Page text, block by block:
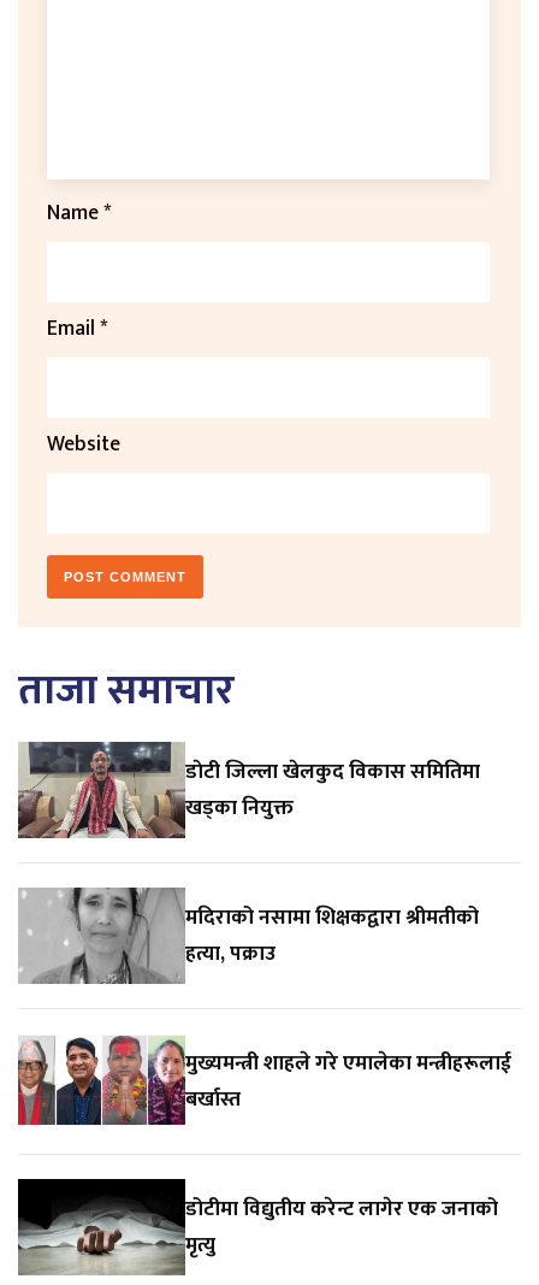
Name*
Email*
Website
ताजा समाचार
डाेटी जिल्ला खेलकुद विकास समितिमा
खड्का नियुक्त
मदिराको नसामा शिक्षकद्वारा श्रीमतीको
हत्या, पक्राउ
मुख्यमन्त्री शाहले गरे एमालेका मन्त्रीहरूलाई
बर्खास्त
डोटीमा विद्युतीय करेन्ट लागेर एक जनाको
मृत्यु